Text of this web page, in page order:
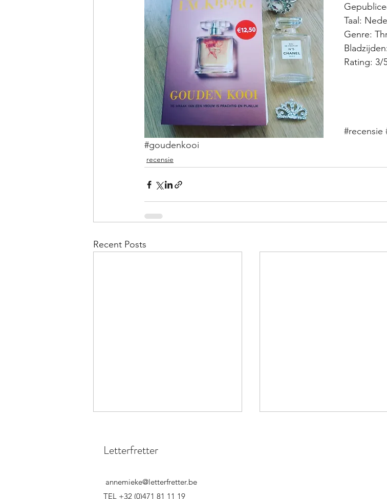
Taal:
Genre:
Rating: 3/
#recensie
#goudenkooi
recensie
Recent Posts
Letterfretter
annemieke@letterfretter.be
TEL +32 (0)471 81 11 19